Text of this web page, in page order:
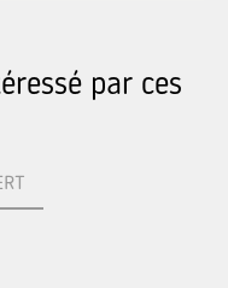
par ces